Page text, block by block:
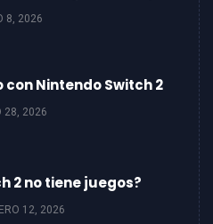
8, 2026
con Nintendo Switch 2
28, 2026
2 no tiene juegos?
12, 2026